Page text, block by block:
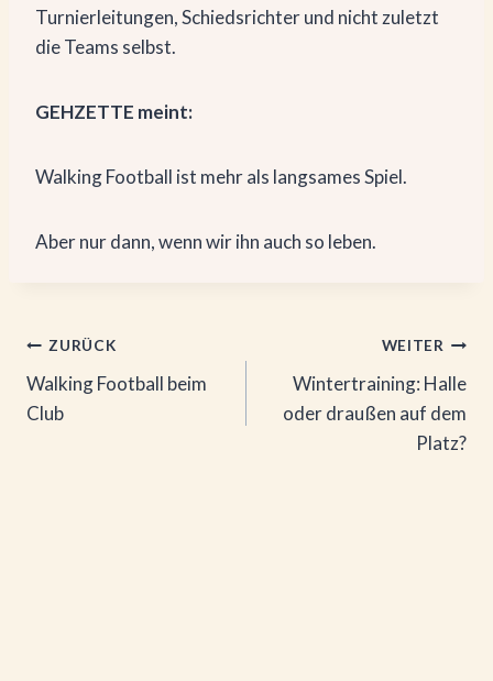
Turnierleitungen, Schiedsrichter und nicht zuletzt
die Teams selbst.
GEHZETTE meint:
Walking Football ist mehr als langsames Spiel.
Aber nur dann, wenn wir ihn auch so leben.
Beitragsnavigation
ZURÜCK
Walking Football beim
Club
WEITER
Wintertraining: Halle
oder draußen auf dem
Platz?